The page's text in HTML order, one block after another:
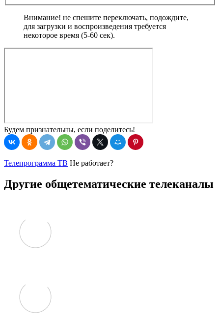
Внимание! не спешите переключать, подождите,
для загрузки и воспроизведения требуется
некоторое время (5-60 сек).
Будем признательны, если поделитесь!
Телепрограмма ТВ Не работает?
Другие общетематические телеканалы